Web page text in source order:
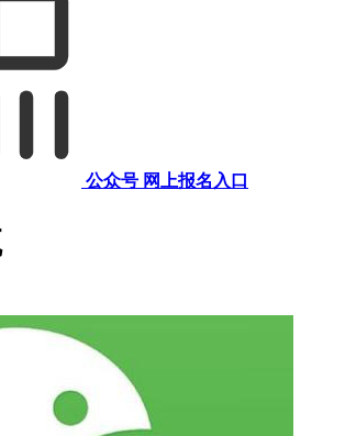
公众号 网上报名入口